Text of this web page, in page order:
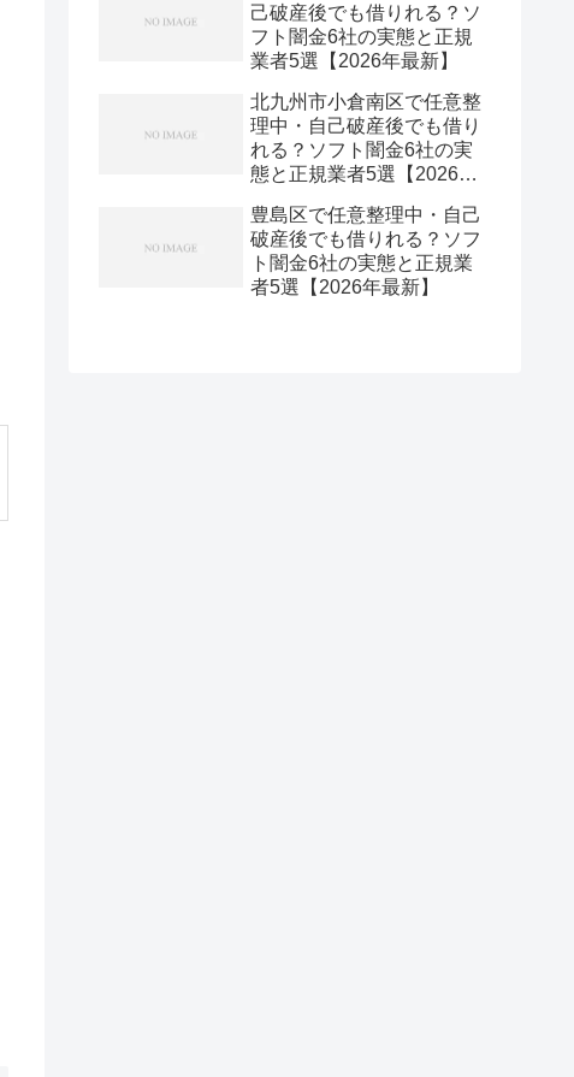
己破産後でも借りれる？ソ
フト闇金6社の実態と正規
業者5選【2026年最新】
北九州市小倉南区で任意整
理中・自己破産後でも借り
れる？ソフト闇金6社の実
態と正規業者5選【2026年
豊島区で任意整理中・自己
破産後でも借りれる？ソフ
ト闇金6社の実態と正規業
者5選【2026年最新】